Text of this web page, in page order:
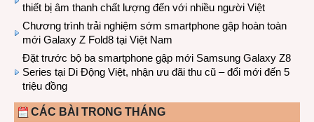
thiết bị âm thanh chất lượng đến với nhiều người Việt
Chương trình trải nghiệm sớm smartphone gập hoàn toàn
mới Galaxy Z Fold8 tại Việt Nam
Đặt trước bộ ba smartphone gập mới Samsung Galaxy Z8
Series tại Di Động Việt, nhận ưu đãi thu cũ – đổi mới đến 5
triệu đồng
CÁC BÀI TRONG THÁNG